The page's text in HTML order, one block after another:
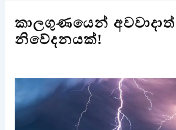
කාලගුණයෙන්
නිවේදනයක්!